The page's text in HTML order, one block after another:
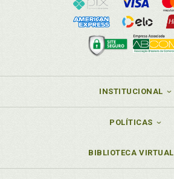
INSTITUCIONAL
POLÍTICAS
BIBLIOTECA VIRTUAL